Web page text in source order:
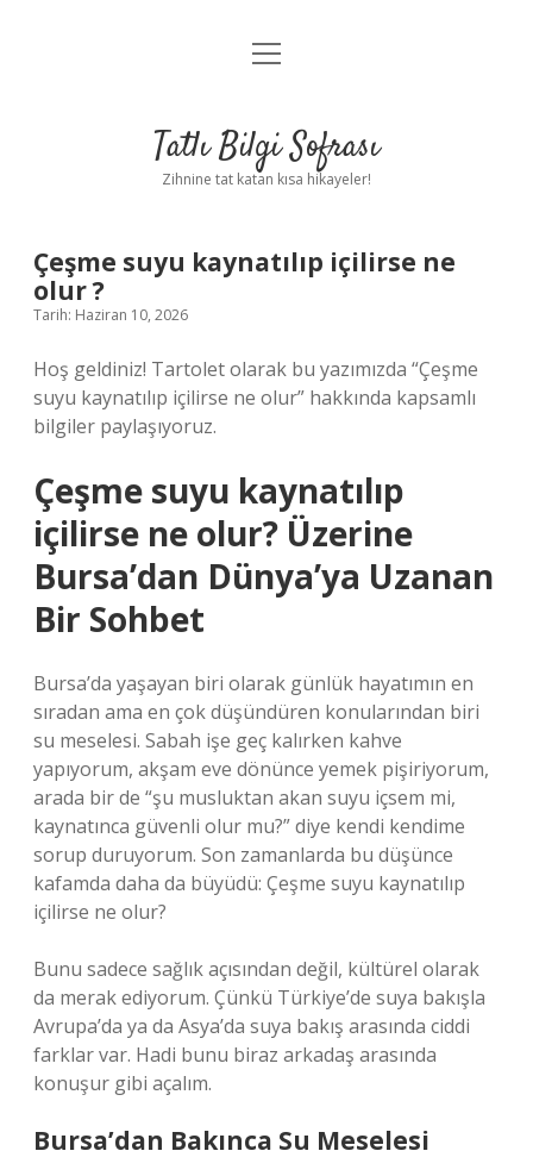
Anasayfa
Yasal Uyarı
menüyü
Tatlı Bilgi Sofrası
Zihnine tat katan kısa hikayeler!
Çeşme suyu kaynatılıp içilirse ne
olur ?
Tarih: Haziran 10, 2026
Hoş geldiniz! Tartolet olarak bu yazımızda “Çeşme
suyu kaynatılıp içilirse ne olur” hakkında kapsamlı
bilgiler paylaşıyoruz.
Çeşme suyu kaynatılıp
içilirse ne olur? Üzerine
Bursa’dan Dünya’ya Uzanan
Bir Sohbet
Bursa’da yaşayan biri olarak günlük hayatımın en
sıradan ama en çok düşündüren konularından biri
su meselesi. Sabah işe geç kalırken kahve
yapıyorum, akşam eve dönünce yemek pişiriyorum,
arada bir de “şu musluktan akan suyu içsem mi,
kaynatınca güvenli olur mu?” diye kendi kendime
sorup duruyorum. Son zamanlarda bu düşünce
kafamda daha da büyüdü: Çeşme suyu kaynatılıp
içilirse ne olur?
Bunu sadece sağlık açısından değil, kültürel olarak
da merak ediyorum. Çünkü Türkiye’de suya bakışla
Avrupa’da ya da Asya’da suya bakış arasında ciddi
farklar var. Hadi bunu biraz arkadaş arasında
konuşur gibi açalım.
Bursa’dan Bakınca Su Meselesi